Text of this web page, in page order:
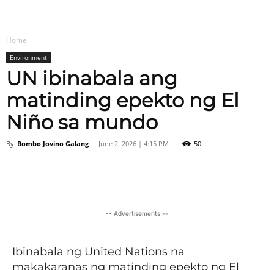
Home
Environment
UN ibinabala ang
matinding epekto ng El
Niño sa mundo
By Bombo Jovino Galang - June 2, 2026 | 4:15 PM 50
-- Advertisements --
Ibinabala ng United Nations na
makakaranas ng matinding epekto ng El